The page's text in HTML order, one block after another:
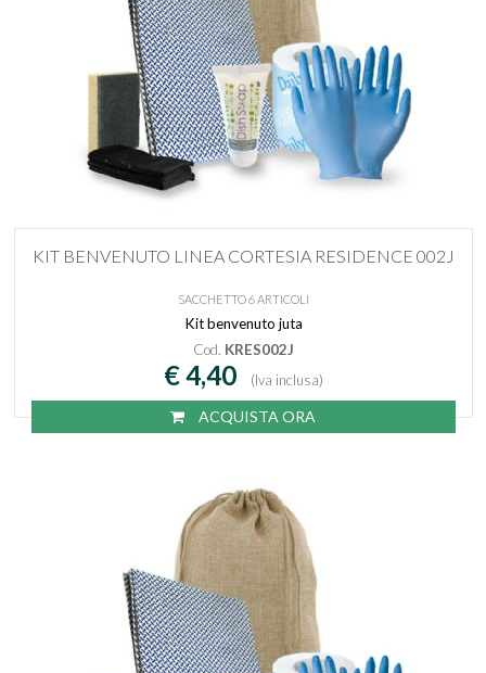
KIT BENVENUTO LINEA CORTESIA RESIDENCE 002J
SACCHETTO 6 ARTICOLI
Kit benvenuto juta
Cod. KRES002J
€ 4,40 (Iva inclusa)
ACQUISTA ORA